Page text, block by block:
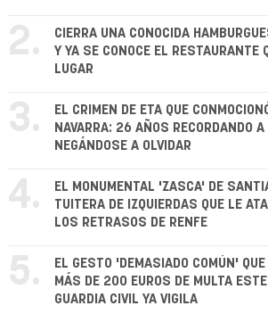
2.
CIERRA UNA CONOCIDA
Y YA SE CONOCE EL RESTAURANTE
LUGAR
3.
EL CRIMEN DE ETA QUE
NAVARRA: 26 AÑOS RECORDANDO
NEGÁNDOSE A OLVIDAR
4.
EL MONUMENTAL 'ZASCA' DE
TUITERA DE IZQUIERDAS QUE LE
LOS RETRASOS DE RENFE
5.
EL GESTO 'DEMASIADO COMÚN'
MÁS DE 200 EUROS DE MULTA
GUARDIA CIVIL YA VIGILA